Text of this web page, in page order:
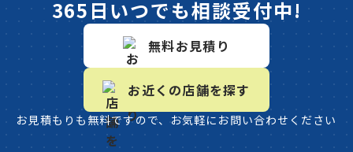
365日いつでも相談受付中!
無料お見積り
お近くの店舗を探す
お見積もりも無料ですので、お気軽にお問い合わせください